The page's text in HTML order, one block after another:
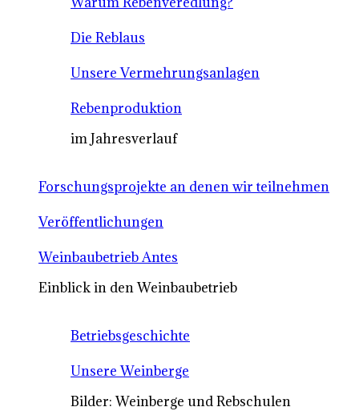
Die Reblaus
Unsere Vermehrungsanlagen
Rebenproduktion
im Jahresverlauf
Forschungsprojekte an denen wir teilnehmen
Veröffentlichungen
Weinbaubetrieb Antes
Einblick in den Weinbaubetrieb
Betriebsgeschichte
Unsere Weinberge
Bilder: Weinberge und Rebschulen